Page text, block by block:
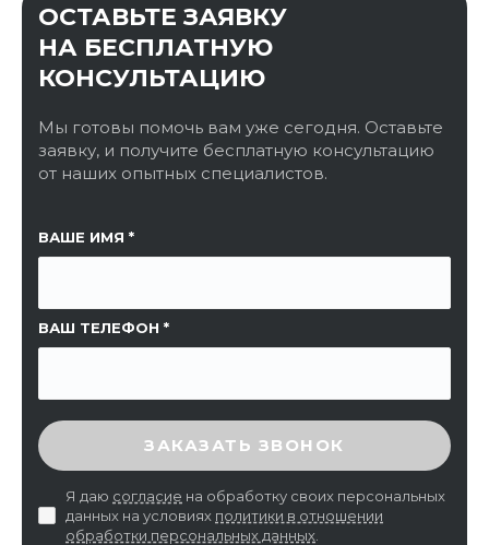
ОСТАВЬТЕ ЗАЯВКУ
НА БЕСПЛАТНУЮ
КОНСУЛЬТАЦИЮ
Мы готовы помочь вам уже сегодня. Оставьте
заявку, и получите бесплатную консультацию
от наших опытных специалистов.
ВАШЕ ИМЯ
ВАШ ТЕЛЕФОН
ССЫЛКА НА СТРАНИЦУ
ВВЕДИТЕ ПРОВЕРОЧНЫЙ КОД
ЗАКАЗАТЬ ЗВОНОК
Я даю согласие на обработку своих персональных
данных на условиях политики в отношении
обработки персональных данных